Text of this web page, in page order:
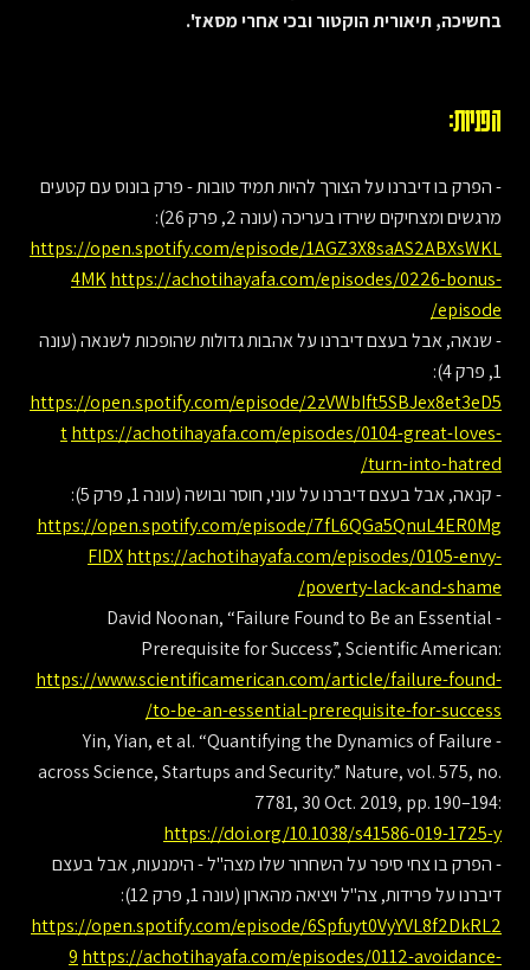
בחשיכה, תיאורית הוקטור ובכי אחרי מסאז'.
הפניות:
- הפרק בו דיברנו על הצורך להיות תמיד טובות - פרק בונוס עם קטעים
מרגשים ומצחיקים שירדו בעריכה (עונה 2, פרק 26):
https://open.spotify.com/episode/1AGZ3X8saAS2ABXsWKL
4MKhttps://achotihayafa.com/episodes/0226-bonus-
episode/
- שנאה, אבל בעצם דיברנו על אהבות גדולות שהופכות לשנאה (עונה
1, פרק 4):
https://open.spotify.com/episode/2zVWbIft5SBJex8et3eD5
thttps://achotihayafa.com/episodes/0104-great-loves-
turn-into-hatred/
- קנאה, אבל בעצם דיברנו על עוני, חוסר ובושה (עונה 1, פרק 5):
https://open.spotify.com/episode/7fL6QGa5QnuL4ER0Mg
FIDXhttps://achotihayafa.com/episodes/0105-envy-
poverty-lack-and-shame/
- David Noonan, “Failure Found to Be an Essential
Prerequisite for Success”, Scientific American:
https://www.scientificamerican.com/article/failure-found-
to-be-an-essential-prerequisite-for-success/
- Yin, Yian, et al. “Quantifying the Dynamics of Failure
across Science, Startups and Security.” Nature, vol. 575, no.
7781, 30 Oct. 2019, pp. 190–194:
https://doi.org/10.1038/s41586-019-1725-y
- הפרק בו צחי סיפר על השחרור שלו מצה"ל - הימנעות, אבל בעצם
דיברנו על פרידות, צה"ל ויציאה מהארון (עונה 1, פרק 12):
https://open.spotify.com/episode/6Spfuyt0VyYVL8f2DkRL2
9 https://achotihayafa.com/episodes/0112-avoidance-